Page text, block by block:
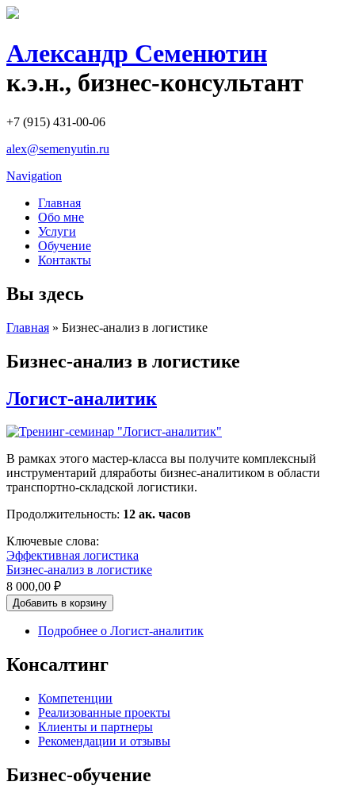
Александр Семенютин
к.э.н., бизнес-консультант
+7 (915) 431-00-06
alex@semenyutin.ru
Navigation
Главная
Обо мне
Услуги
Обучение
Контакты
Вы здесь
Главная » Бизнес-анализ в логистике
Бизнес-анализ в логистике
Логист-аналитик
В рамках этого мастер-класса вы получите комплексный
инструментарий дляработы бизнес-аналитиком в области
транспортно-складской логистики.
Продолжительность: 12 ак. часов
Ключевые слова:
Эффективная логистика
Бизнес-анализ в логистике
8 000,00 ₽
Подробнее о Логист-аналитик
Консалтинг
Компетенции
Реализованные проекты
Клиенты и партнеры
Рекомендации и отзывы
Бизнес-обучение